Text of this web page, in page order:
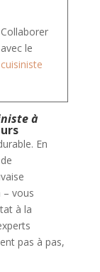
Collaborer
avec le
cuisiniste
à
En
vous
à la
pas à pas,